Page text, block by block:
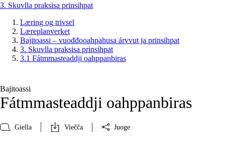
3. Skuvlla praksisa prinsihpat
Læring og trivsel
Læreplanverket
Bajitoassi – vuođđooahpahusa árvvut ja prinsihpat
3. Skuvlla praksisa prinsihpat
3.1 Fátmmasteaddji oahppanbiras
Bajitoassi
Fátmmasteaddji oahppanbiras
Giella Viečča Juoge